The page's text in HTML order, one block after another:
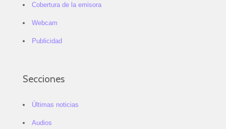
Cobertura de la emisora
Webcam
Publicidad
Secciones
Últimas noticias
Audios